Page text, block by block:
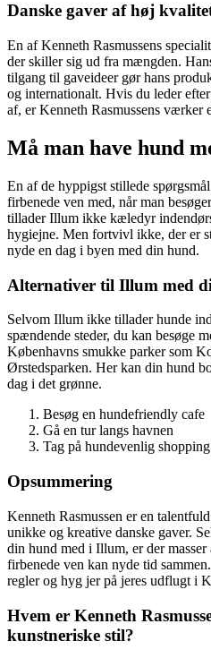
Danske gaver af høj
En af Kenneth Rasmussens
der skiller sig ud fra mængden.
tilgang til gaveideer gør hans
og internationalt. Hvis du leder
af, er Kenneth Rasmussens værker
Må man have hund
En af de hyppigst stillede
firbenede ven med, når man
tillader Illum ikke kæledyr
hygiejne. Men fortvivl ikke, der er
nyde en dag i byen med din hund.
Alternativer til Illum med
Selvom Illum ikke tillader hunde
spændende steder, du kan besøge
Københavns smukke parker som
Ørstedsparken. Her kan din hund
dag i det grønne.
Besøg en hundefriendly cafe
Gå en tur langs havnen
Tag på hundevenlig
Opsummering
Kenneth Rasmussen er en
unikke og kreative danske gaver.
din hund med i Illum, er der
firbenede ven kan nyde tid
regler og hyg jer på jeres udflugt i
Hvem er Kenneth
kunstneriske stil?